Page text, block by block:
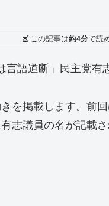
この記事は約4分で読
語道断」民主党有
を掲載します。前
志議員の名が記載